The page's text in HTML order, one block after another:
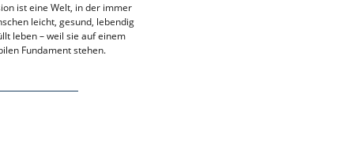
ist eine Welt, in der immer
leicht, gesund, lebendig
leben – weil sie auf einem
Fundament stehen.